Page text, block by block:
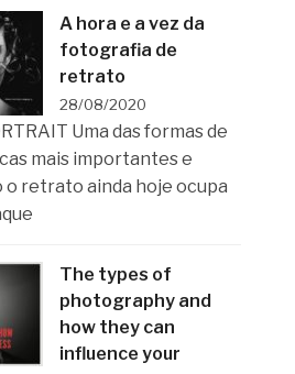
A hora e a vez da
fotografia de
retrato
28/08/2020
Uma das formas de
mais importantes e
o retrato ainda hoje ocupa
The types of
photography and
how they can
influence your